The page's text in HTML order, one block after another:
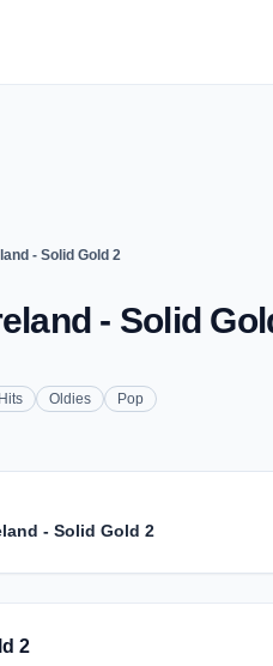
- Solid Gold 2
- Solid
Hits Oldies Pop
- Solid Gold 2
2